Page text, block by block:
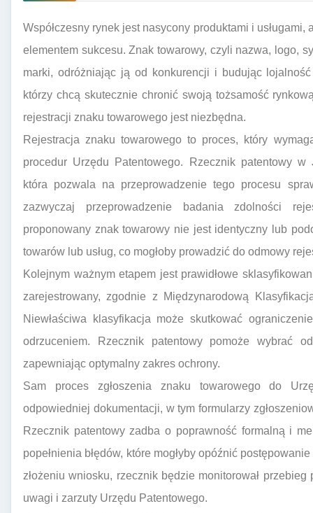
Współczesny rynek jest nasycony produktami i
elementem sukcesu. Znak towarowy, czyli nazwa, logo,
marki, odróżniając ją od konkurencji i budując
którzy chcą skutecznie chronić swoją tożsamość
rejestracji znaku towarowego jest niezbędna.
Rejestracja znaku towarowego to proces, który
procedur Urzędu Patentowego. Rzecznik patentowy
która pozwala na przeprowadzenie tego procesu
zazwyczaj przeprowadzenie badania zdolności
proponowany znak towarowy nie jest identyczny lub
towarów lub usług, co mogłoby prowadzić do odmowy
Kolejnym ważnym etapem jest prawidłowe
zarejestrowany, zgodnie z Międzynarodową
Niewłaściwa klasyfikacja może skutkować
odrzuceniem. Rzecznik patentowy pomoże wybrać
zapewniając optymalny zakres ochrony.
Sam proces zgłoszenia znaku towarowego do
odpowiedniej dokumentacji, w tym formularzy
Rzecznik patentowy zadba o poprawność formalną i
popełnienia błędów, które mogłyby opóźnić
złożeniu wniosku, rzecznik będzie monitorował
uwagi i zarzuty Urzędu Patentowego.